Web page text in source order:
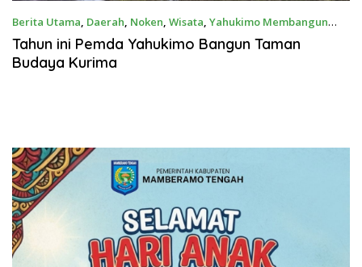
Berita Utama, Daerah, Noken, Wisata, Yahukimo Membangun
May 1, 2024
Tahun ini Pemda Yahukimo Bangun Taman
Budaya Kurima